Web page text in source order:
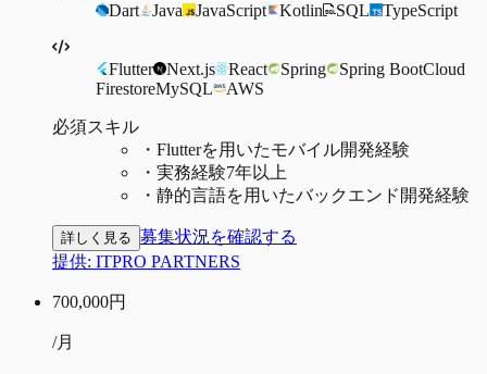
Dart
Java JavaScript Kotlin SQL TypeScript
Flutter Next.js React Spring Spring BootCloud
FirestoreMySQL AWS
必須スキル
・ Flutterを用いたモバイル開発経験
・ 実務経験7年以上
・ 静的言語を用いたバックエンド開発経験
詳しく見る 募集状況を確認する
提供: ITPRO PARTNERS
700,000円
/月